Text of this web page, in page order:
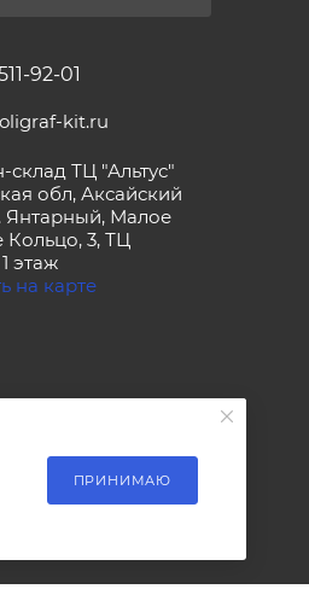
92-01
kit.ru
склад ТЦ "Альтус"
обл, Аксайский
Янтарный, Малое
Кольцо, 3, ТЦ
этаж
на карте
ПРИНИМАЮ